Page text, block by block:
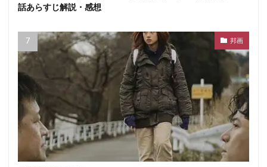
話あらすじ解説・感想
邦画